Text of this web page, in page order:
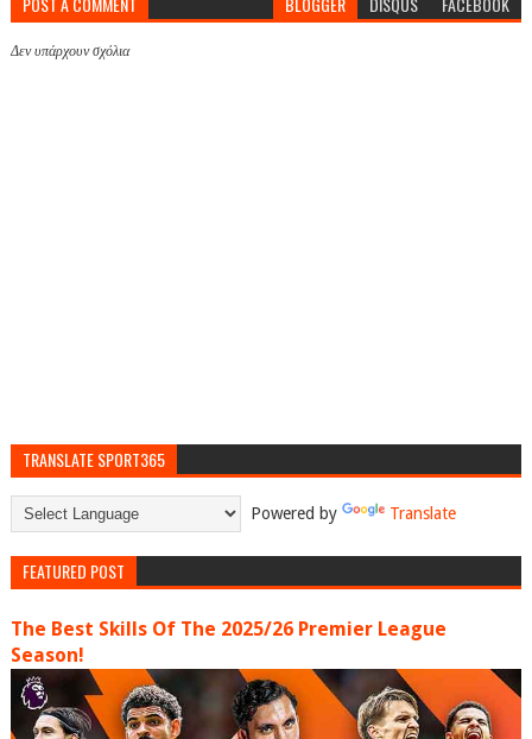
Δεν υπάρχουν σχόλια
TRANSLATE SPORT365
Powered by Translate
FEATURED POST
The Best Skills Of The 2025/26 Premier League
Season!